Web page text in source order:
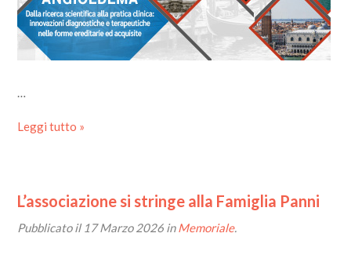
…
Leggi tutto »
L’associazione si stringe alla Famiglia Panni
Pubblicato il 17 Marzo 2026 inMemoriale.